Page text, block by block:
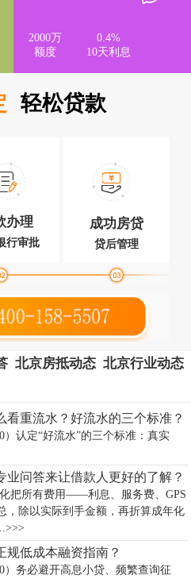
2000万
额度
0.4%
10天利息
轻松贷款
办理
行审批
成功房贷
贷后管理
北京房抵动态 北京行业动态
看重流水？好流水的三个标准？
）认定“好流水”的三个标准：真实
业问答来让借款人更好的了解？
把所有费用——利息、服务费、GPS
，除以实际到手金额，再折算成年化
规低成本融资指南？
）务必避开高息小贷、频繁查询征